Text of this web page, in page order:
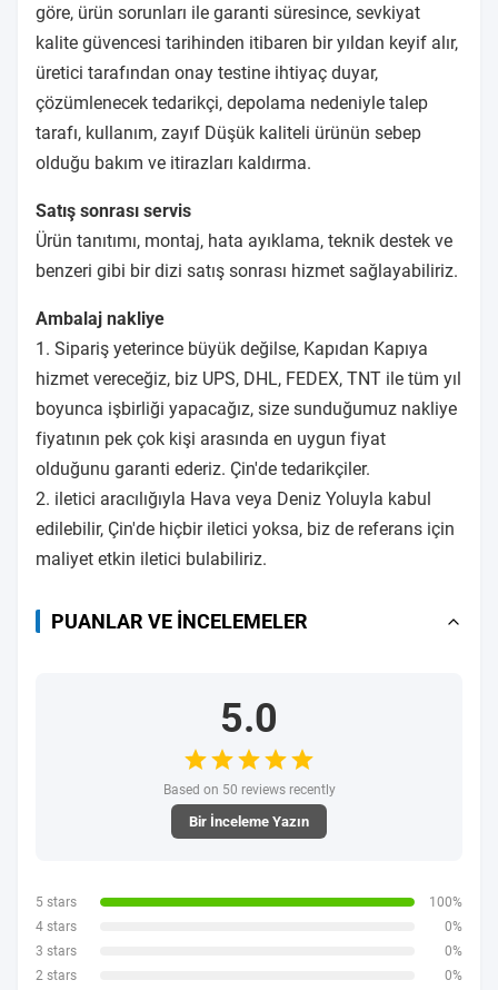
göre, ürün sorunları ile garanti süresince, sevkiyat
kalite güvencesi tarihinden itibaren bir yıldan keyif alır,
üretici tarafından onay testine ihtiyaç duyar,
çözümlenecek tedarikçi, depolama nedeniyle talep
tarafı, kullanım, zayıf Düşük kaliteli ürünün sebep
olduğu bakım ve itirazları kaldırma.
Satış sonrası servis
Ürün tanıtımı, montaj, hata ayıklama, teknik destek ve
benzeri gibi bir dizi satış sonrası hizmet sağlayabiliriz.
Ambalaj nakliye
1. Sipariş yeterince büyük değilse, Kapıdan Kapıya
hizmet vereceğiz, biz UPS, DHL, FEDEX, TNT ile tüm yıl
boyunca işbirliği yapacağız, size sunduğumuz nakliye
fiyatının pek çok kişi arasında en uygun fiyat
olduğunu garanti ederiz. Çin'de tedarikçiler.
2. iletici aracılığıyla Hava veya Deniz Yoluyla kabul
edilebilir, Çin'de hiçbir iletici yoksa, biz de referans için
maliyet etkin iletici bulabiliriz.
PUANLAR VE İNCELEMELER
5.0
Based on 50 reviews recently
Bir İnceleme Yazın
5 stars
100%
4 stars
0%
3 stars
0%
2 stars
0%